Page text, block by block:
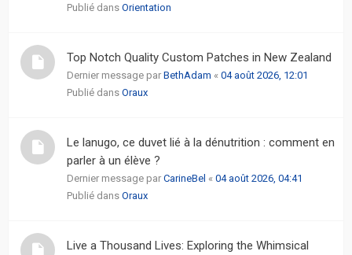
Publié dans Orientation
Top Notch Quality Custom Patches in New Zealand
Dernier message par BethAdam « 04 août 2026, 12:01
Publié dans Oraux
Le lanugo, ce duvet lié à la dénutrition : comment en
parler à un élève ?
Dernier message par CarineBel « 04 août 2026, 04:41
Publié dans Oraux
Live a Thousand Lives: Exploring the Whimsical